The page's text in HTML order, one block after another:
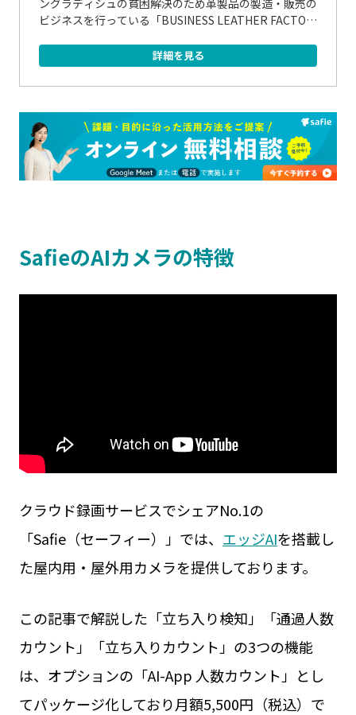
ングラディシュの貧困解決のため革製品の製造・販売の
ビジネスを行っている「BUSINESS LEATHER FACTOR
詳細を見る
SafieのAIカメラの特徴
クラウド録画サービスでシェアNo.1の
「Safie（セーフィー）」では、 エッジAIを搭載し
た屋内用・屋外用カメラを提供しております。
この記事で解説した「立ち入り検知」「通過人数
カウント」「立ち入りカウント」の3つの機能
は、オプションの「AI-App 人数カウント」とし
てパッケージ化しており月額5,500円（税込）で